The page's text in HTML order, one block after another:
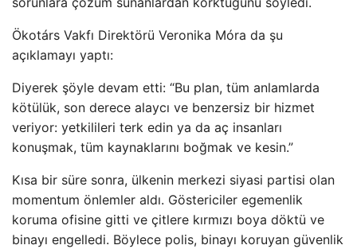
Ökotárs Vakfı Direktörü Veronika Móra da şu
açıklamayı yaptı:
Diyerek şöyle devam etti: “Bu plan, tüm anlamlarda
kötülük, son derece alaycı ve benzersiz bir hizmet
veriyor: yetkilileri terk edin ya da aç insanları
konuşmak, tüm kaynaklarını boğmak ve kesin.”
Kısa bir süre sonra, ülkenin merkezi siyasi partisi olan
momentum önlemler aldı. Göstericiler egemenlik
koruma ofisine gitti ve çitlere kırmızı boya döktü ve
binayı engelledi. Böylece polis, binayı koruyan güvenlik